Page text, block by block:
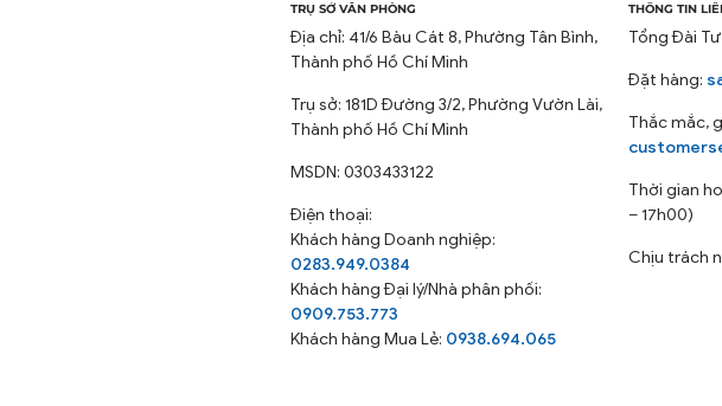
TRỤ SỞ VĂN PHÒNG
Địa chỉ: 41/6 Bàu Cát 8, Phường Tân Bình,
Thành phố Hồ Chí Minh
Trụ sở: 181D Đường 3/2, Phường Vườn Lài,
Thành phố Hồ Chí Minh
MSDN: 0303433122
Điện thoại:
Khách hàng Doanh nghiệp:
0283.949.0384
Khách hàngĐại lý/Nhà phân phối:
0909.753.773
Khách hàng Mua Lẻ: 0938.694.065
THÔNG TIN
Tổng Đài Tư
Đặt hàng:
Thắc mắc,
Thời gian
– 17h00)
Chịu trách